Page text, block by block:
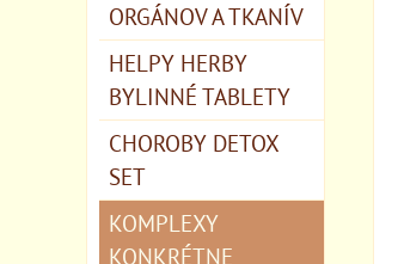
ORGÁNOV A TKANÍV
HELPY HERBY
BYLINNÉ TABLETY
CHOROBY DETOX
SET
KOMPLEXY
KONKRÉTNE